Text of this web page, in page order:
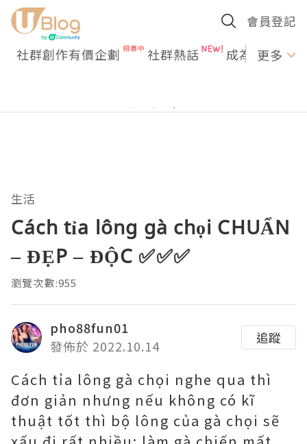
會員登記
社群創作有價企劃 社群熱話 成為U更多
生活
Cách tỉa lông gà chọi CHUẨN
– ĐẸP – ĐỘC ✅✅✅
瀏覽次數:955
pho88fun01
發佈於 2022.10.14
追蹤
Cách tỉa lông gà chọi nghe qua thì
đơn giản nhưng nếu không có kĩ
thuật tốt thì bộ lông của gà chọi sẽ